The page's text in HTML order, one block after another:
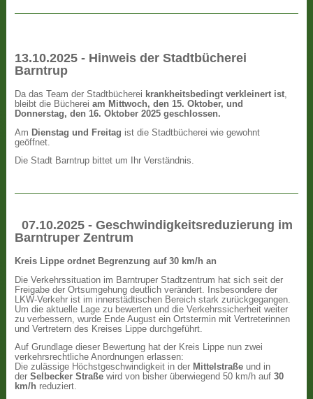
13.10.2025 - Hinweis der Stadtbücherei
Barntrup
Da das Team der Stadtbücherei krankheitsbedingt verkleinert ist,
bleibt die Büchereiam Mittwoch, den 15. Oktober, und
Donnerstag, den 16. Oktober 2025 geschlossen.
Am Dienstag und Freitag ist die Stadtbücherei wie gewohnt
geöffnet.
Die Stadt Barntrup bittet um Ihr Verständnis.
07.10.2025 - Geschwindigkeitsreduzierung im
Barntruper Zentrum
Kreis Lippe ordnet Begrenzung auf 30 km/h an
Die Verkehrssituation im Barntruper Stadtzentrum hat sich seit der
Freigabe der Ortsumgehung deutlich verändert. Insbesondere der
LKW-Verkehr ist im innerstädtischen Bereich stark zurückgegangen.
Um die aktuelle Lage zu bewerten und die Verkehrssicherheit weiter
zu verbessern, wurde Ende August ein Ortstermin mit Vertreterinnen
und Vertretern des Kreises Lippe durchgeführt.
Auf Grundlage dieser Bewertung hat der Kreis Lippe nun zwei
verkehrsrechtliche Anordnungen erlassen:
Die zulässige Höchstgeschwindigkeit in der Mittelstraße und in
derSelbecker Straße wird von bisher überwiegend 50 km/h auf30
km/h reduziert.